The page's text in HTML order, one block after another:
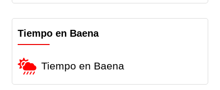
Tiempo en Baena
Tiempo en Baena